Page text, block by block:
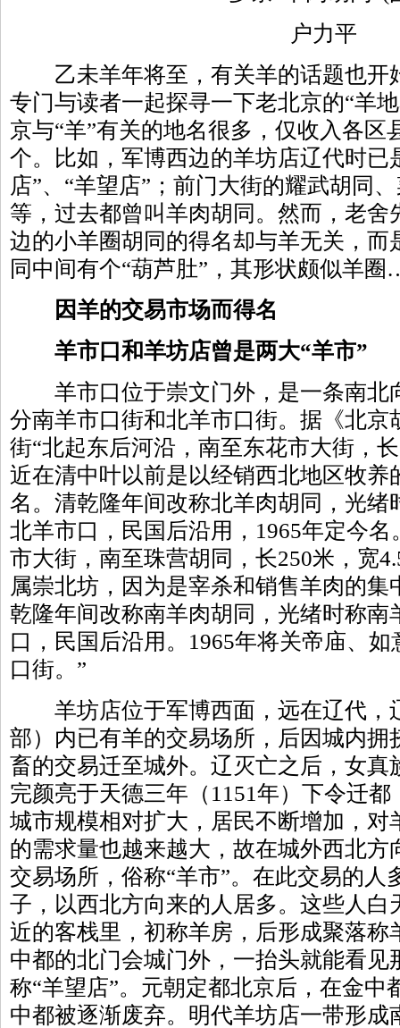
户力平
乙未羊年将至，有关羊的话题也开
专门与读者一起探寻一下老北京的“羊
京与“羊”有关的地名很多，仅收入各区
个。比如，军博西边的羊坊店辽代时已
店”、“羊望店”；前门大街的耀武胡同
等，过去都曾叫羊肉胡同。然而，老舍
边的小羊圈胡同的得名却与羊无关，而
同中间有个“葫芦肚”，其形状颇似羊
因羊的交易市场而得名
羊市口和羊坊店曾是两大“羊市”
羊市口位于崇文门外，是一条南北
分南羊市口街和北羊市口街。据《北京
街“北起东后河沿，南至东花市大街，
近在清中叶以前是以经销西北地区牧养
名。清乾隆年间改称北羊肉胡同，光绪
北羊市口，民国后沿用，1965年定今名
市大街，南至珠营胡同，长250米，宽
属崇北坊，因为是宰杀和销售羊肉的
乾隆年间改称南羊肉胡同，光绪时称南
口，民国后沿用。1965年将关帝庙、
口街。”
羊坊店位于军博西面，远在辽代，
部）内已有羊的交易场所，后因城内拥
畜的交易迁至城外。辽灭亡之后，女真
完颜亮于天德三年（1151年）下令迁
城市规模相对扩大，居民不断增加，对
的需求量也越来越大，故在城外西北方
交易场所，俗称“羊市”。在此交易的人
子，以西北方向来的人居多。这些人白
近的客栈里，初称羊房，后形成聚落称
中都的北门会城门外，一抬头就能看见
称“羊望店”。元朝定都北京后，在金中
中都被逐渐废弃。明代羊坊店一带形成